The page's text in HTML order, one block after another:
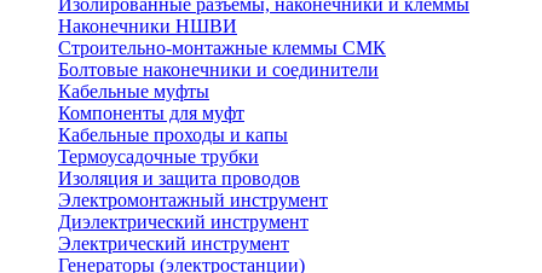
Изолированные разъемы, наконечники и клеммы
Наконечники НШВИ
Строительно-монтажные клеммы СМК
Болтовые наконечники и соединители
Кабельные муфты
Компоненты для муфт
Кабельные проходы и капы
Термоусадочные трубки
Изоляция и защита проводов
Электромонтажный инструмент
Диэлектрический инструмент
Электрический инструмент
Генераторы (электростанции)